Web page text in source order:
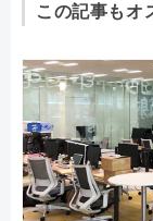
この記事もオ